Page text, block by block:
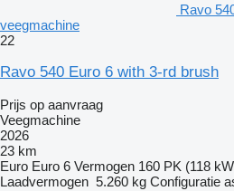
Ravo
veegmachine
22
Ravo 540 Euro 6 with 3-rd brush
Prijs op aanvraag
Veegmachine
2026
23 km
Euro Euro 6 Vermogen 160 PK (118
Laadvermogen 5.260 kg Configuratie